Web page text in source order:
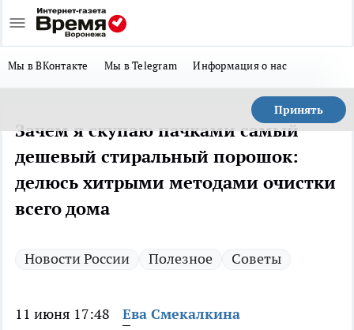
Мы в ВКонтакте Мы в Telegram Информация о нас
Принять
Зачем я скупаю пачками самый
дешевый стиральный порошок:
делюсь хитрыми методами очистки
всего дома
Новости России Полезное Советы
11 июня 17:48 Ева Смекалкина